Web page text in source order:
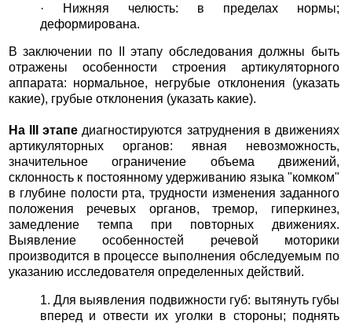
· Нижняя челюсть: в пределах нормы;
деформирована.
В заключении по II этапу обследования должны быть
отражены особенности строения артикуляторного
аппарата: нормальное, негрубые отклонения (указать
какие), грубые отклонения (указать какие).
На III этапе диагностируются затруднения в движениях
артикуляторных органов: явная невозможность,
значительное ограничение объема движений,
склонность к постоянному удерживанию языка "комком"
в глубине полости рта, трудности изменения заданного
положения речевых органов, тремор, гиперкинез,
замедление темпа при повторных движениях.
Выявление особенностей речевой моторики
производится в процессе выполнения обследуемым по
указанию исследователя определенных действий.
1. Для выявления подвижности губ: вытянуть губы
вперед и отвести их уголки в стороны; поднять